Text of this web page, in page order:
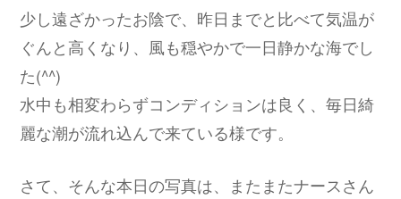
少し遠ざかったお陰で、昨日までと比べて気温が
ぐんと高くなり、風も穏やかで一日静かな海でし
た(^^)
水中も相変わらずコンディションは良く、毎日綺
麗な潮が流れ込んで来ている様です。
さて、そんな本日の写真は、またまたナースさん